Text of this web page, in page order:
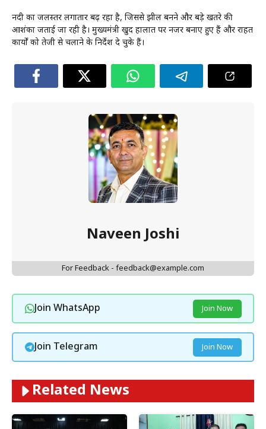
नदी का जलस्तर लगातार बढ़ रहा है, जिससे झील बनने और बड़े खतरे की
आशंका जताई जा रही है। मुख्यमंत्री खुद हालात पर नजर बनाए हुए हैं और राहत
कार्यों को तेजी से चलाने के निर्देश दे चुके हैं।
Naveen Joshi
For Feedback - feedback@example.com
Join WhatsApp Join Now
Join Telegram Join Now
Related News